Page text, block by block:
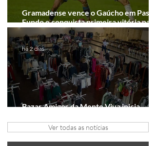
Gramadense vence o Gaúcho em Passo
Fundo e conquista primeira vitória na
Série A2
Bazar Amigos da Mente Viva inicia
há 2 dias
Ver todas as notícias